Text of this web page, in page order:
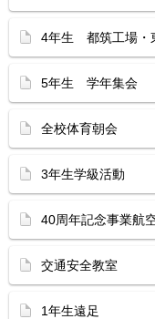
4年生 都筑工場・
5年生 学年集会
全校体育朝会
3年生学級活動
40周年記念事業航
交通安全教室
1年生遠足